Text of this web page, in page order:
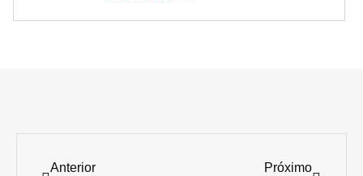
Anterior Próximo